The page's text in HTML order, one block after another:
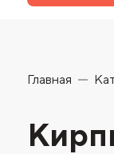
Главная